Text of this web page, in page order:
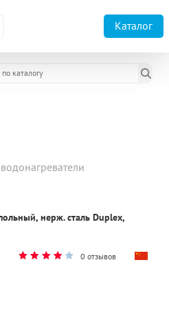
Каталог
нерж. сталь Duplex,
0 отзывов